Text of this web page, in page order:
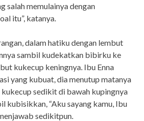
salah memulainya dengan
itu”, katanya.
dalam hatiku dengan lembut
sambil kudekatkan bibirku ke
kukecup keningnya. Ibu Enna
yang kubuat, dia menutup matanya
kukecup sedikit di bawah kupingnya
kubisikkan, “Aku sayang kamu, Ibu
sedikitpun.